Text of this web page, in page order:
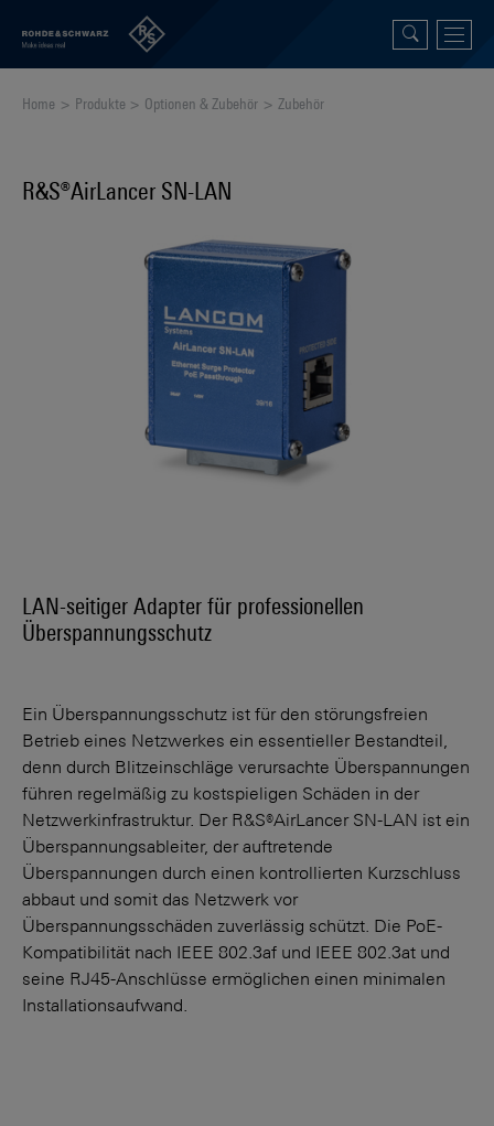
Home Produkte Optionen & Zubehör Zubehör
R&S®AirLancer SN-LAN
LAN-seitiger Adapter für professionellen
Überspannungsschutz
Ein Überspannungsschutz ist für den störungsfreien
Betrieb eines Netzwerkes ein essentieller Bestandteil,
denn durch Blitzeinschläge verursachte Überspannungen
führen regelmäßig zu kostspieligen Schäden in der
Netzwerkinfrastruktur. Der R&S®AirLancer SN-LAN ist ein
Überspannungsableiter, der auftretende
Überspannungen durch einen kontrollierten Kurzschluss
abbaut und somit das Netzwerk vor
Überspannungsschäden zuverlässig schützt. Die PoE-
Kompatibilität nach IEEE 802.3af und IEEE 802.3at und
seine RJ45-Anschlüsse ermöglichen einen minimalen
Installationsaufwand.